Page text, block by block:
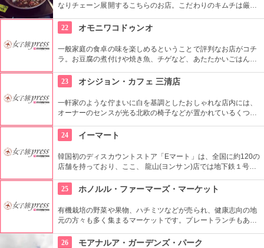
なりチェーン展開するこちらのお店。こだわりのキムチは厳選
ムチ「ゴッチョリ」や、おこげを煮込んだ「ヌルンジ」、もち
ろん熟成キムチもセルフサービス食べ放題。
22 オモニワコドゥンオ
一般家庭の食卓の味を楽しめるということで評判なお店がコチ
ラ。お豆腐の煮付けや焼き魚、チゲなど、あたたかいごはんと
飯に変更する事も出来ます。どこか懐かしい店内に、韓国のお
家にお邪魔しているような雰囲気もGood。
23 オシジョン・カフェ 三清店
一軒家のような佇まいに白を基調としたおしゃれな店内には、
オーナーのセンスが光る北欧の椅子などが置かれているくつろ
り、ラテアートを楽しめるコーヒーメニューも充実。旅行の合
間にほっと一息つける場所です。
24 イーマート
韓国初のディスカウントストア「Eマート」は、全国に約120の
店舗を持っており、ここ、 龍山(ヨンサン)店では地下鉄１号線･
など様々なエンターテインメントが楽しめる複合ショッピング
モール「Iパークモール」の地下１・２階にある。外国人観光客
に人気の韓国の焼酎や海苔、伝統茶などが現地価格で販売して
いるので土産にぴったり。
25 ホノルル・ファーマーズ・マーケット
有機栽培の野菜や果物、ハチミツなどが売られ、健康志向の地
元の方々も多く集まるマーケットです。プレートランチもあり
込んで宿でいただくのもいいですね。
26 モアナルア・ガーデンズ・パーク